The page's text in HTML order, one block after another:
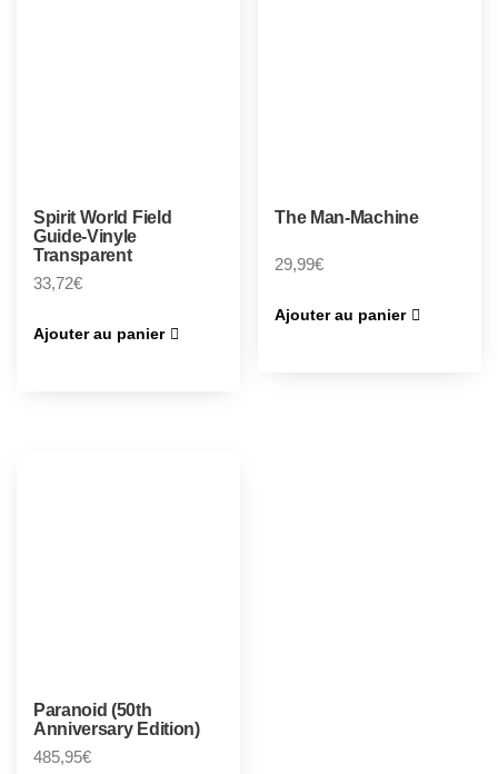
Spirit World Field
Guide-Vinyle
Transparent
33,72€
Ajouter au panier
The Man-Machine
29,99€
Ajouter au panier
Paranoid (50th
Anniversary Edition)
485,95€